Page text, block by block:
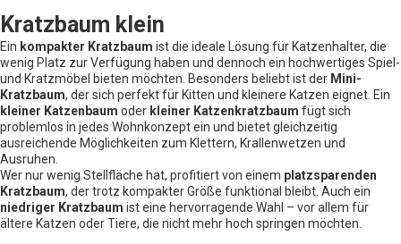
Kratzbaum klein
Ein kompakter Kratzbaum ist die ideale Lösung für Katzenhalter, die
wenig Platz zur Verfügung haben und dennoch ein hochwertiges Spiel-
und Kratzmöbel bieten möchten. Besonders beliebt ist der Mini-
Kratzbaum, der sich perfekt für Kitten und kleinere Katzen eignet. Ein
kleiner Katzenbaum oder kleiner Katzenkratzbaum fügt sich
problemlos in jedes Wohnkonzept ein und bietet gleichzeitig
ausreichende Möglichkeiten zum Klettern, Krallenwetzen und
Ausruhen.
Wer nur wenig Stellfläche hat, profitiert von einem platzsparenden
Kratzbaum, der trotz kompakter Größe funktional bleibt. Auch ein
niedriger Kratzbaum ist eine hervorragende Wahl – vor allem für
ältere Katzen oder Tiere, die nicht mehr hoch springen möchten.